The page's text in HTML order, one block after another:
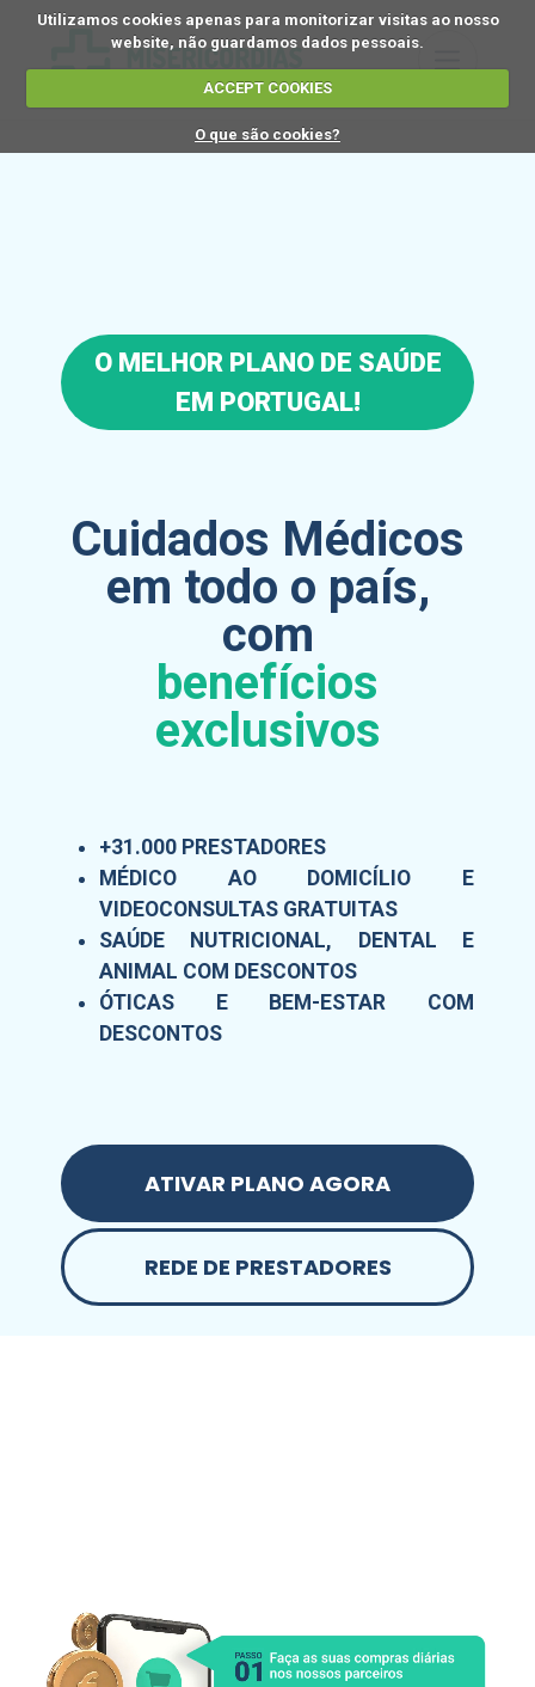
Utilizamos cookies apenas para monitorizar visitas ao nosso
website, não guardamos dados pessoais.
ACCEPT COOKIES
O que são cookies?
O MELHOR PLANO DE SAÚDE
EM PORTUGAL!
Cuidados Médicos
em todo o país,
com
benefícios
exclusivos
+31.000 PRESTADORES
MÉDICO AO DOMICÍLIO E
VIDEOCONSULTAS GRATUITAS
SAÚDE NUTRICIONAL, DENTAL E
ANIMAL COM DESCONTOS
ÓTICAS E BEM-ESTAR COM
DESCONTOS
ATIVAR PLANO AGORA
REDE DE PRESTADORES